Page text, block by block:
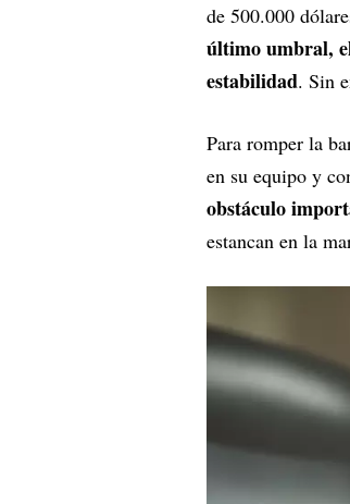
de 500.000
último umbral,
estabilidad. Sin
Para romper la
en su equipo y
obstáculo
estancan en la